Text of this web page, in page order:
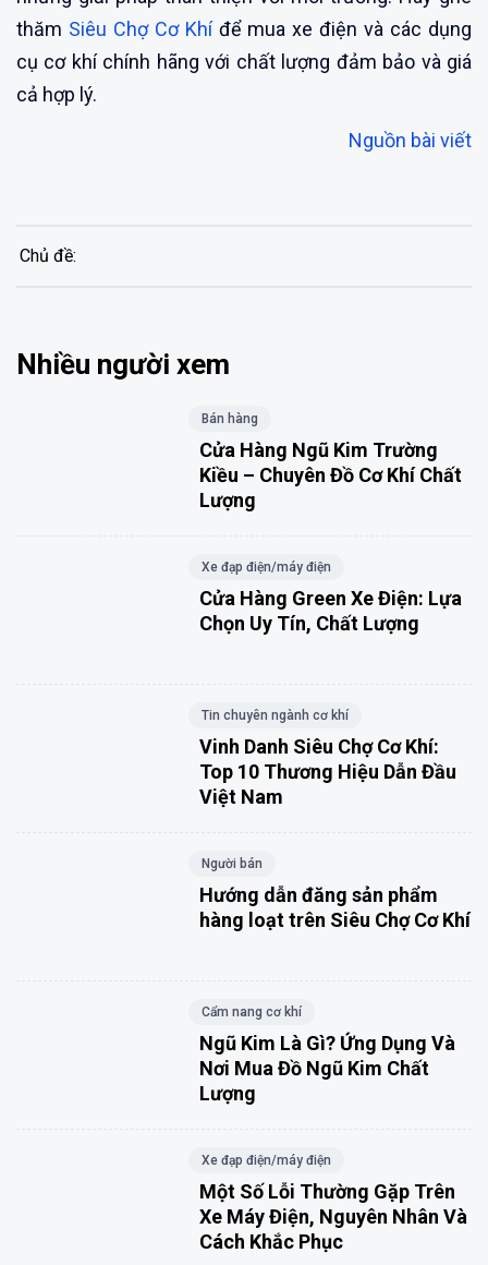
thăm Siêu Chợ Cơ Khíđể mua xe điện và các dụng
cụ cơ khí chính hãng với chất lượng đảm bảo và giá
cả hợp lý.
Nguồn bài viết
Chủ đề:
Nhiều người xem
Bán hàng
Cửa Hàng Ngũ Kim Trường
Kiều – Chuyên Đồ Cơ Khí Chất
Lượng
Xe đạp điện/máy điện
Cửa Hàng Green Xe Điện: Lựa
Chọn Uy Tín, Chất Lượng
Tin chuyên ngành cơ khí
Vinh Danh Siêu Chợ Cơ Khí:
Top 10 Thương Hiệu Dẫn Đầu
Việt Nam
Người bán
Hướng dẫn đăng sản phẩm
hàng loạt trên Siêu Chợ Cơ Khí
Cẩm nang cơ khí
Ngũ Kim Là Gì? Ứng Dụng Và
Nơi Mua Đồ Ngũ Kim Chất
Lượng
Xe đạp điện/máy điện
Một Số Lỗi Thường Gặp Trên
Xe Máy Điện, Nguyên Nhân Và
Cách Khắc Phục